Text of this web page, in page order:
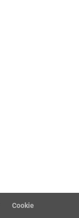
Cookie